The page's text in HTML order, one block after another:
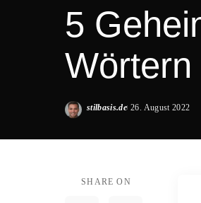
5
Wörtern
Posted
stilbasis.de 26. August 2022
SHARE ON